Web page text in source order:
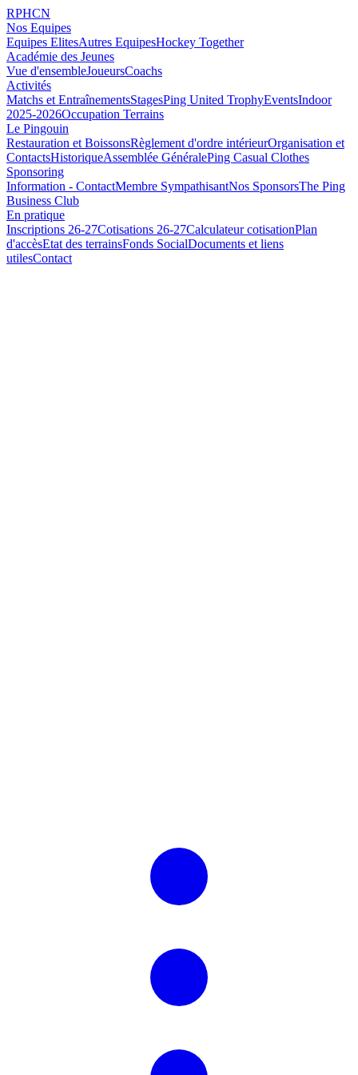
RPHCN
Nos Equipes
Equipes ElitesAutres EquipesHockey Together
Académie des Jeunes
Vue d'ensembleJoueursCoachs
Activités
Matchs et EntraînementsStagesPing United TrophyEventsIndoor
2025-2026Occupation Terrains
Le Pingouin
Restauration et BoissonsRèglement d'ordre intérieurOrganisation et
ContactsHistoriqueAssemblée GénéralePing Casual Clothes
Sponsoring
Information - ContactMembre SympathisantNos SponsorsThe Ping
Business Club
En pratique
Inscriptions 26-27Cotisations 26-27Calculateur cotisationPlan
d'accèsEtat des terrainsFonds SocialDocuments et liens
utilesContact